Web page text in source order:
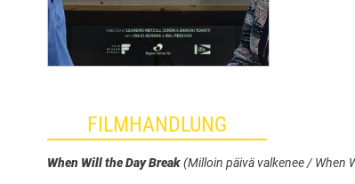
FILMHANDLUNG
When Will the Day Break(Milloin päivä valkenee / When